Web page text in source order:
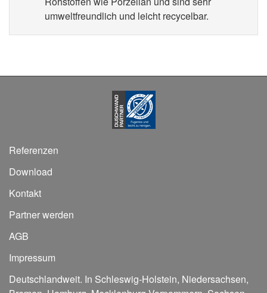
umweltfreundlich und leicht recycelbar.
Referenzen
Download
Kontakt
Partner werden
AGB
Impressum
Deutschlandweit. In Schleswig-Holstein, Niedersachsen,